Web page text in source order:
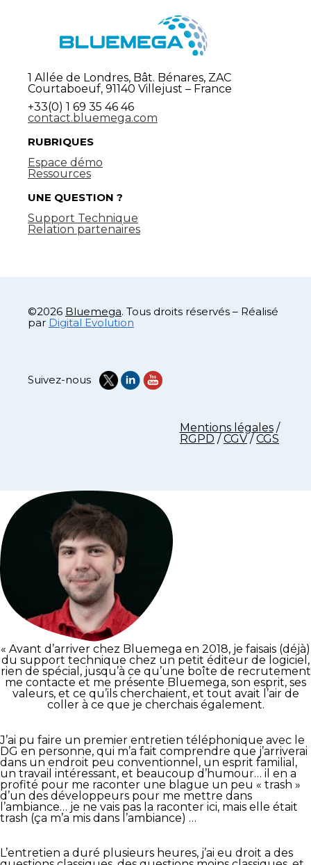
1 Allée de Londres, Bât. Bénares, ZAC
Courtaboeuf, 91140 Villejust – France
+33(0) 1 69 35 46 46
contact.bluemega.com
RUBRIQUES
Espace démo
Ressources
UNE QUESTION ?
Support Technique
Relation partenaires
©2026 Bluemega. Tous droits réservés – Réalisé
par Digital Evolution
Suivez-nous
Mentions légales/
RGPD /CGV /CGS
« Avant d’arriver chez Bluemega en 2018, je faisais (déjà)
du support technique chez un petit éditeur de logiciel,
rien de spécial, jusqu’à ce qu’une boîte de recrutement
me contacte et me présente Bluemega, son esprit, ses
valeurs, et ce qu’ils cherchaient, et tout avait l’air de
coller à ce que je cherchais également.
J’ai pu faire un premier entretien téléphonique avec le
DG en personne, qui m’a fait comprendre que j’arriverai
dans un endroit peu conventionnel, un esprit familial,
un travail intéressant, et beaucoup d’humour… il en a
profité pour me raconter une blague un peu « trash »
d’un des développeurs pour me mettre dans
l’ambiance… je ne vais pas la raconter ici, mais elle était
trash (ça m’a mis dans l’ambiance) …
L’entretien a duré plusieurs heures, j’ai eu droit a des